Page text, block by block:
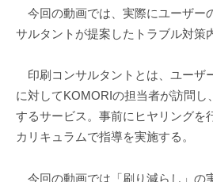
今回の動画では、実際にユーザー
サルタントが提案したトラブル対策
印刷コンサルタントとは、ユーザ
に対してKOMORIの担当者が訪問し
するサービス。事前にヒヤリングを
カリキュラムで指導を実施する。
今回の動画では「刷り減らし」の